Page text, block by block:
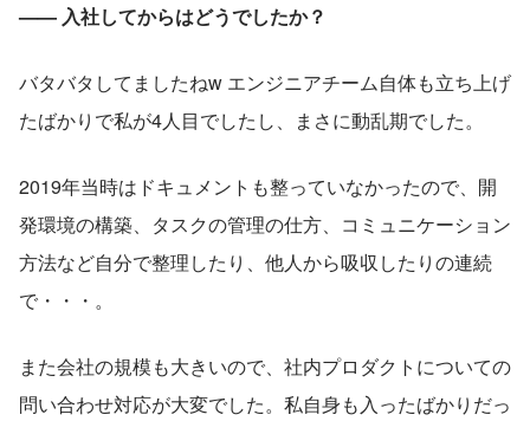
—— 入社してからはどうでしたか？
バタバタしてましたねw エンジニアチーム自体も立ち上げ
たばかりで私が4人目でしたし、まさに動乱期でした。
2019年当時はドキュメントも整っていなかったので、開
発環境の構築、タスクの管理の仕方、コミュニケーション
方法など自分で整理したり、他人から吸収したりの連続
で・・・。
また会社の規模も大きいので、社内プロダクトについての
問い合わせ対応が大変でした。私自身も入ったばかりだっ